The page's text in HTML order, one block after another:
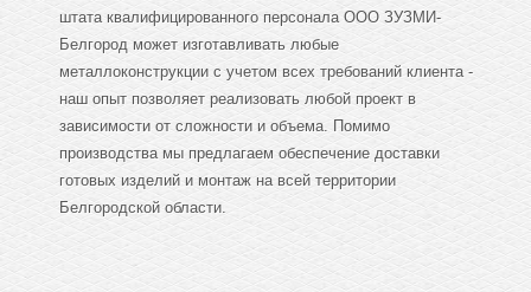
штата квалифицированного персонала ООО ЗУЗМИ-
Белгород может изготавливать любые
металлоконструкции с учетом всех требований клиента -
наш опыт позволяет реализовать любой проект в
зависимости от сложности и объема. Помимо
производства мы предлагаем обеспечение доставки
готовых изделий и монтаж на всей территории
Белгородской области.